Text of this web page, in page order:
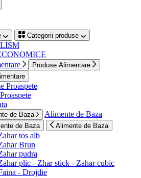
Categorii produse
Produse Alimentare
Proaspete
de Baza Alimente de Baza
de Baza Alimente de Baza
tos alb
Brun
pudra
plic - Zhar stick - Zahar cubic
- Drojdie